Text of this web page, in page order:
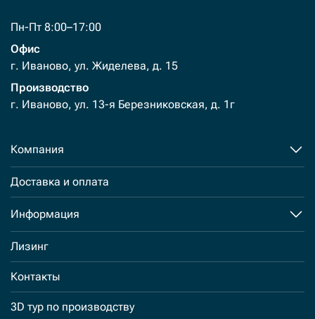
Пн-Пт 8:00–17:00
Офис
г. Иваново, ул. Жиделева, д. 15
Производство
г. Иваново, ул. 13-я Березниковская, д. 1г
Компания
Доставка и оплата
Информация
Лизинг
Контакты
3D тур по производству